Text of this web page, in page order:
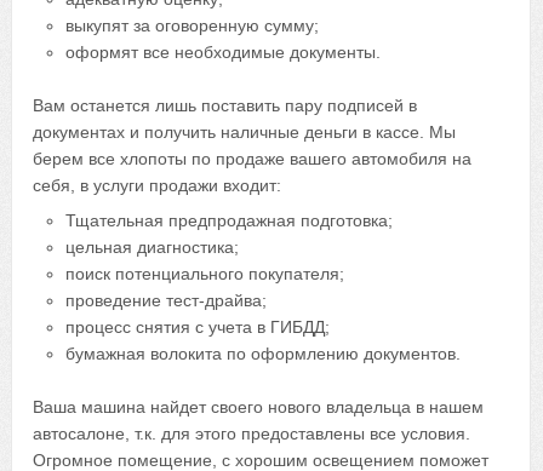
выкупят за оговоренную сумму;
оформят все необходимые документы.
Вам останется лишь поставить пару подписей в
документах и получить наличные деньги в кассе. Мы
берем все хлопоты по продаже вашего автомобиля на
себя, в услуги продажи входит:
Тщательная предпродажная подготовка;
цельная диагностика;
поиск потенциального покупателя;
проведение тест-драйва;
процесс снятия с учета в ГИБДД;
бумажная волокита по оформлению документов.
Ваша машина найдет своего нового владельца в нашем
автосалоне, т.к. для этого предоставлены все условия.
Огромное помещение, с хорошим освещением поможет